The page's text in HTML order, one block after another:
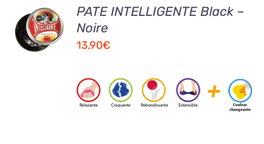
AJOUTER
AU
PANIER
/
PATE INTELLIGENTE Black –
Noire
13,90€